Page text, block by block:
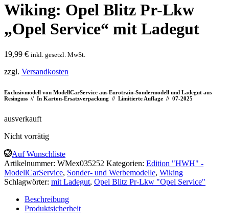
Wiking: Opel Blitz Pr-Lkw
„Opel Service“ mit Ladegut
19,99 € inkl. gesetzl. MwSt.
zzgl. Versandkosten
Exclusivmodell von ModellCarService aus Eurotrain-Sondermodell und Ladegut aus
Resinguss // In Karton-Ersatzverpackung // Limitierte Auflage // 07-2025
ausverkauft
Nicht vorrätig
Auf Wunschliste
Artikelnummer: WMex035252 Kategorien: Edition "HWH" -
ModellCarService, Sonder- und Werbemodelle, Wiking
Schlagwörter: mit Ladegut, Opel Blitz Pr-Lkw "Opel Service"
Beschreibung
Produktsicherheit